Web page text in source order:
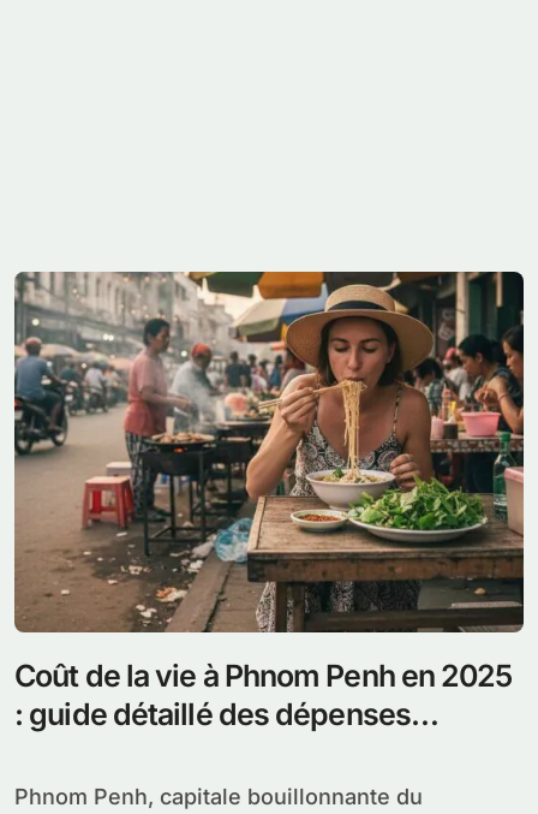
Coût de la vie à Phnom Penh en 2025
: guide détaillé des dépenses
Phnom Penh, capitale bouillonnante du